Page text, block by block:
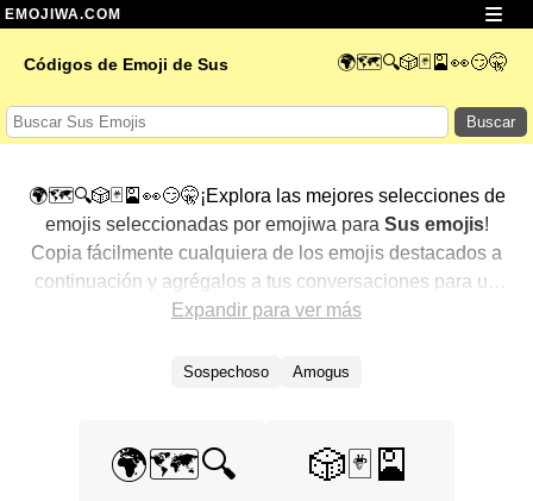
EMOJIWA.COM
Códigos de Emoji de Sus 🌍🗺️🔍🎲🃏🎴👀😏🤫
Buscar
🌍🗺️🔍🎲🃏🎴👀😏🤫¡Explora las mejores selecciones de
emojis seleccionadas por emojiwa para Sus emojis!
Copia fácilmente cualquiera de los emojis destacados a
continuación y agrégalos a tus conversaciones para un
toque personalizado. Hemos seleccionado una variedad
populares. ¿Buscas más? Explora otras categorías para
Expandir para ver más
Sospechoso Amogus
🌍🗺️🔍 🎲🃏🎴